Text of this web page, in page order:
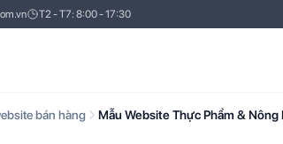
T2 - T7: 8:00 - 17:30
bán hàng Mẫu Website Thực Phẩm &